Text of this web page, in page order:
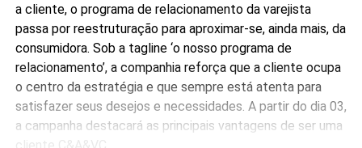
a cliente, o programa de relacionamento da varejista
passa por reestruturação para aproximar-se, ainda mais, da
consumidora. Sob a tagline ‘o nosso programa de
relacionamento’, a companhia reforça que a cliente ocupa
o centro da estratégia e que sempre está atenta para
satisfazer seus desejos e necessidades. A partir do dia 03,
a campanha destacará as principais vantagens de ser uma